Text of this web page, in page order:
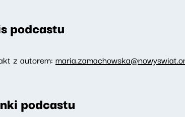
podcastu
z autorem:
podcastu